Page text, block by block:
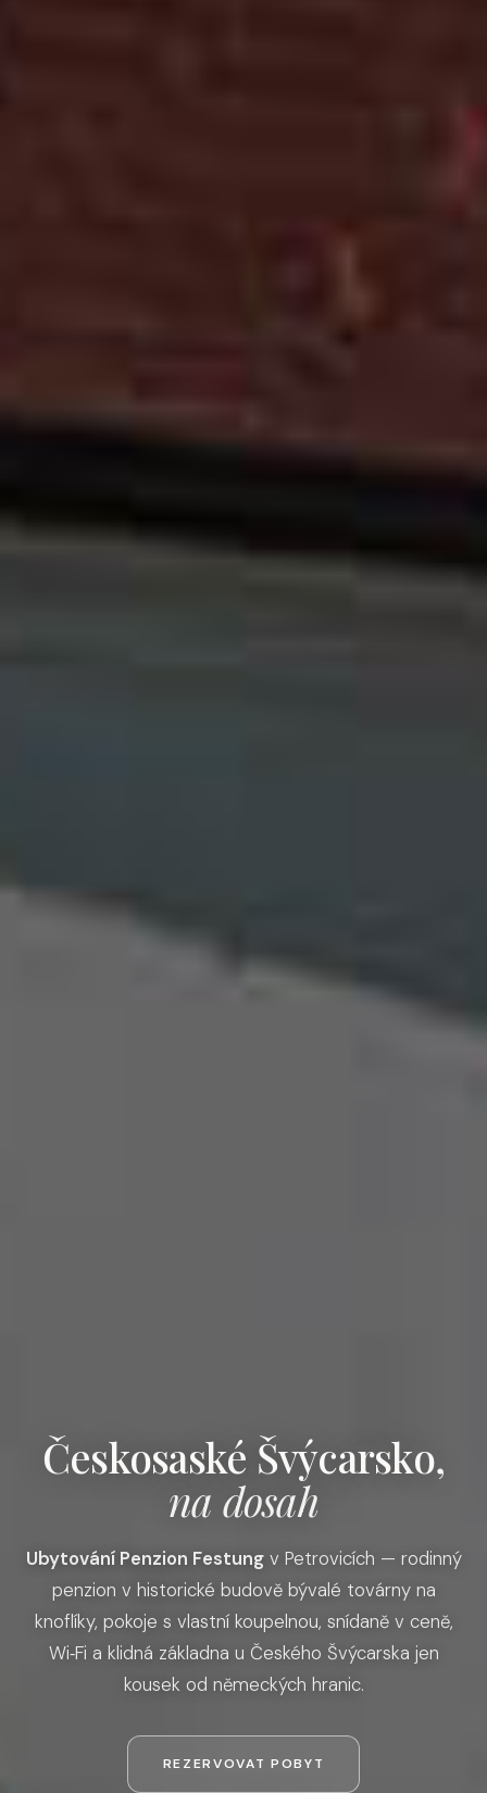
Českosaské Švýcarsko,
na dosah
Ubytování Penzion Festungv Petrovicích — rodinný
penzion v historické budově bývalé továrny na
knoflíky, pokoje s vlastní koupelnou, snídaně v ceně,
Wi‑Fi a klidná základna u Českého Švýcarska jen
kousek od německých hranic.
REZERVOVAT POBYT